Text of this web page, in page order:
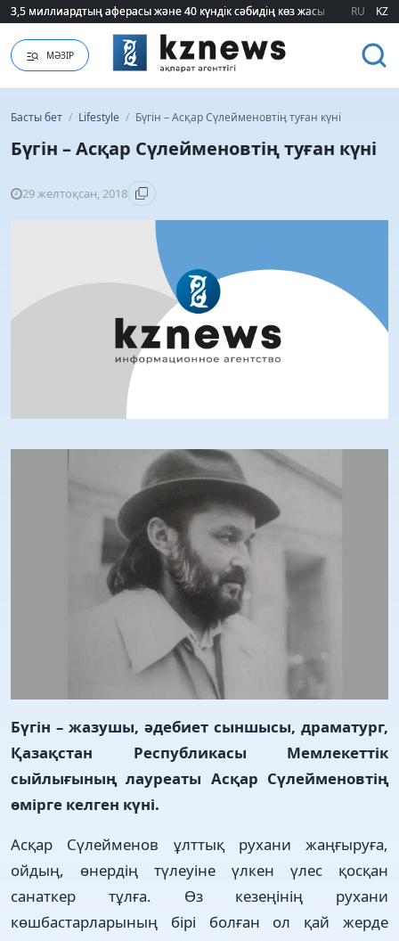
3,5 миллиардтың аферасы және 40 күндік сәбидің көз жасы:
3,5 миллиардтың аферасы және 40 күндік сәбидің көз жасы: RU KZ
МӘЗІР
Басты бет / Lifestyle / Бүгін – Асқар Сүлейменовтің туған күні
Бүгін – Асқар Сүлейменовтің туған күні
29 желтоқсан, 2018
Бүгін – жазушы, әдебиет сыншысы, драматург,
Қазақстан Республикасы Мемлекеттік
сыйлығының лауреаты Асқар Сүлейменовтің
өмірге келген күні.
Асқар Сүлейменов ұлттық рухани жаңғыруға,
ойдың, өнердің түлеуіне үлкен үлес қосқан
санаткер тұлға. Өз кезеңінің рухани
көшбастарларының бірі болған ол қай жерде